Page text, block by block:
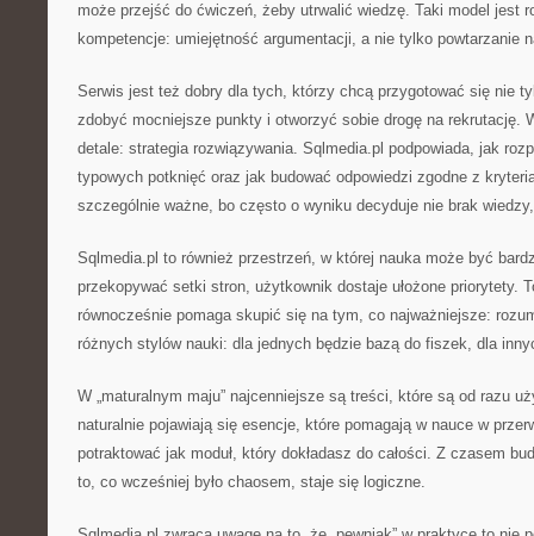
może przejść do ćwiczeń, żeby utrwalić wiedzę. Taki model jest
kompetencje: umiejętność argumentacji, a nie tylko powtarzanie
Serwis jest też dobry dla tych, którzy chcą przygotować się nie
zdobyć mocniejsze punkty i otworzyć sobie drogę na rekrutację.
detale: strategia rozwiązywania. Sqlmedia.pl podpowiada, jak
typowych potknięć oraz jak budować odpowiedzi zgodne z
szczególnie ważne, bo często o wyniku decyduje nie brak
Sqlmedia.pl to również przestrzeń, w której nauka może być
przekopywać setki stron, użytkownik dostaje ułożone priorytety.
równocześnie pomaga skupić się na tym, co najważniejsze:
różnych stylów nauki: dla jednych będzie bazą do fiszek, dla
W „maturalnym maju” najcenniejsze są treści, które są od razu
naturalnie pojawiają się esencje, które pomagają w nauce w
potraktować jak moduł, który dokładasz do całości. Z czasem
to, co wcześniej było chaosem, staje się logiczne.